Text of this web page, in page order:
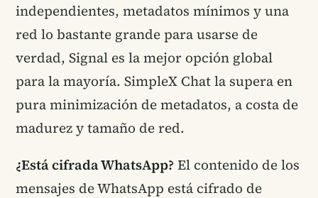
independientes, metadatos mínimos y una
red lo bastante grande para usarse de
verdad, Signal es la mejor opción global
para la mayoría. SimpleX Chat la supera en
pura minimización de metadatos, a costa de
madurez y tamaño de red.
¿Está cifrada WhatsApp? El contenido de los
mensajes de WhatsApp está cifrado de